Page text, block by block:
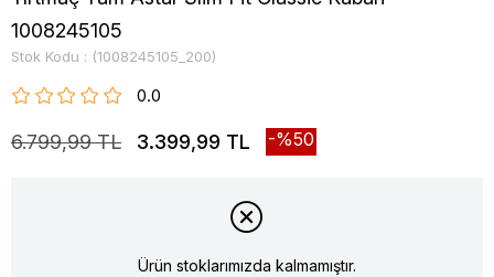
1008245105
Stok Kodu (1008245105_200)
0.0
6.799,99 TL 3.399,99 TL 50
Ürün stoklarımızda kalmamıştır.